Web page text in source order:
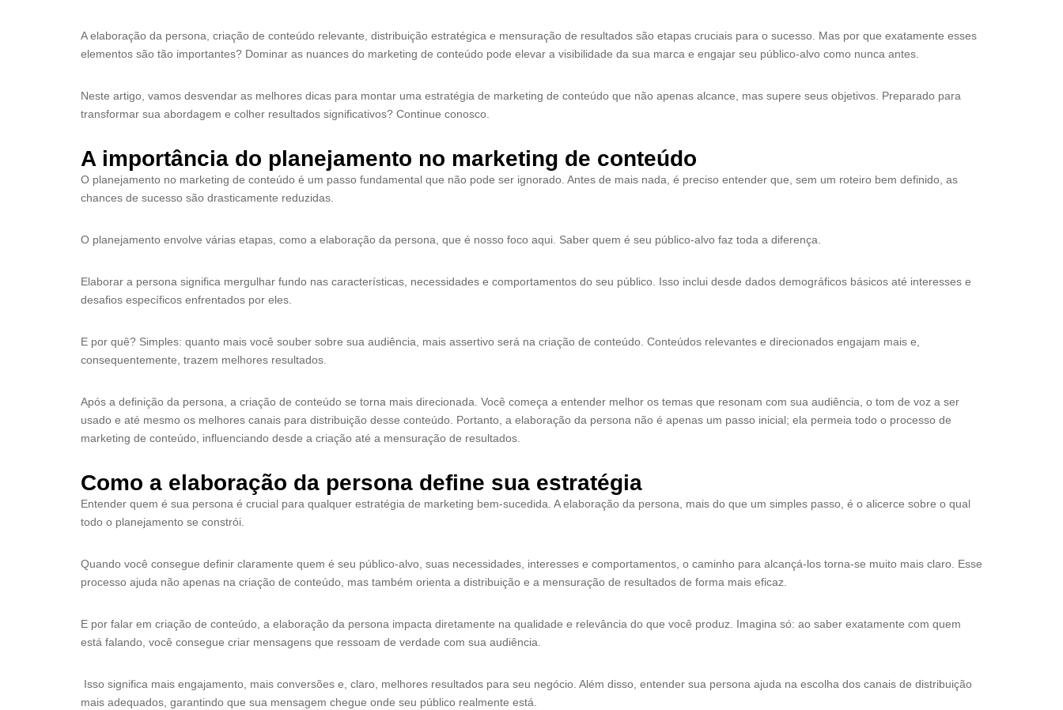
A elaboração da persona, criação de conteúdo relevante, distribuição estratégica e mensuração de resultados são etapas cruciais para o sucesso. Mas por que exatamente esses
elementos são tão importantes? Dominar as nuances do marketing de conteúdo pode elevar a visibilidade da sua marca e engajar seu público-alvo como nunca antes.
Neste artigo, vamos desvendar as melhores dicas para montar uma estratégia de marketing de conteúdo que não apenas alcance, mas supere seus objetivos. Preparado para
transformar sua abordagem e colher resultados significativos? Continue conosco.
A importância do planejamento no marketing de conteúdo
O planejamento no marketing de conteúdo é um passo fundamental que não pode ser ignorado. Antes de mais nada, é preciso entender que, sem um roteiro bem definido, as
chances de sucesso são drasticamente reduzidas.
O planejamento envolve várias etapas, como a elaboração da persona, que é nosso foco aqui. Saber quem é seu público-alvo faz toda a diferença.
Elaborar a persona significa mergulhar fundo nas características, necessidades e comportamentos do seu público. Isso inclui desde dados demográficos básicos até interesses e
desafios específicos enfrentados por eles.
E por quê? Simples: quanto mais você souber sobre sua audiência, mais assertivo será na criação de conteúdo. Conteúdos relevantes e direcionados engajam mais e,
consequentemente, trazem melhores resultados.
Após a definição da persona, a criação de conteúdo se torna mais direcionada. Você começa a entender melhor os temas que resonam com sua audiência, o tom de voz a ser
usado e até mesmo os melhores canais para distribuição desse conteúdo. Portanto, a elaboração da persona não é apenas um passo inicial; ela permeia todo o processo de
marketing de conteúdo, influenciando desde a criação até a mensuração de resultados.
Como a elaboração da persona define sua estratégia
Entender quem é sua persona é crucial para qualquer estratégia de marketing bem-sucedida. A elaboração da persona, mais do que um simples passo, é o alicerce sobre o qual
todo o planejamento se constrói.
Quando você consegue definir claramente quem é seu público-alvo, suas necessidades, interesses e comportamentos, o caminho para alcançá-los torna-se muito mais claro. Esse
processo ajuda não apenas na criação de conteúdo, mas também orienta a distribuição e a mensuração de resultados de forma mais eficaz.
E por falar em criação de conteúdo, a elaboração da persona impacta diretamente na qualidade e relevância do que você produz. Imagina só: ao saber exatamente com quem
está falando, você consegue criar mensagens que ressoam de verdade com sua audiência.
Isso significa mais engajamento, mais conversões e, claro, melhores resultados para seu negócio. Além disso, entender sua persona ajuda na escolha dos canais de distribuição
mais adequados, garantindo que sua mensagem chegue onde seu público realmente está.